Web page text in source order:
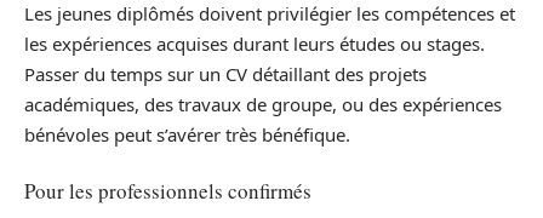
Les jeunes diplômés doivent privilégier les compétences et
les expériences acquises durant leurs études ou stages.
Passer du temps sur un CV détaillant des projets
académiques, des travaux de groupe, ou des expériences
bénévoles peut s’avérer très bénéfique.
Pour les professionnels confirmés